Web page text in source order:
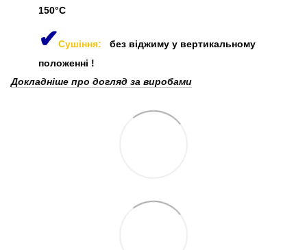
150°C
✔Сушіння:
без віджиму у вертикальному
положенні !
Докладніше про догляд за виробами